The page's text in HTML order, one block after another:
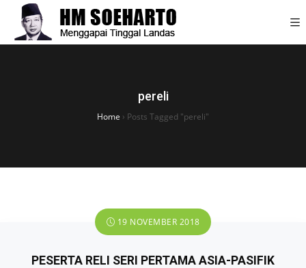
pereli
Home › Posts Tagged "pereli"
19 NOVEMBER 2018
PESERTA RELI SERI PERTAMA ASIA-PASIFIK